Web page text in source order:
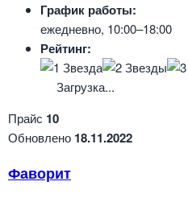
График работы:
ежедневно, 10:00–18:00
Рейтинг:
Загрузка...
Прайс 10
Обновлено 18.11.2022
Фаворит